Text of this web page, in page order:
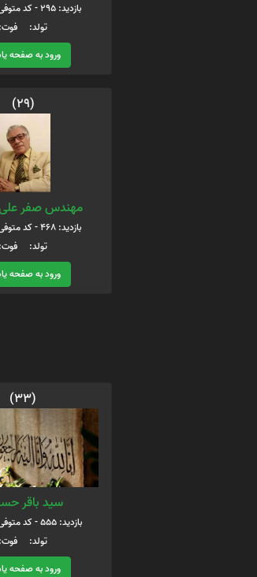
بازدید: 295 - کد متوفی: 44682
تولد: فوت:
ورود به صفحه
(29)
مهندس صفر علی
بازدید: 468 - کد متوفی: 44752
تولد: فوت:
ورود به صفحه
(33)
سید باقر
بازدید: 555 - کد متوفی: 48739
تولد: فوت:
ورود به صفحه